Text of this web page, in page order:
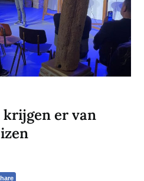
krijgen er van